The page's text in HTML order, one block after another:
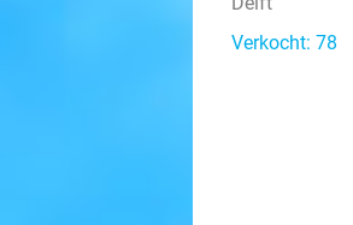
Verkocht: 78